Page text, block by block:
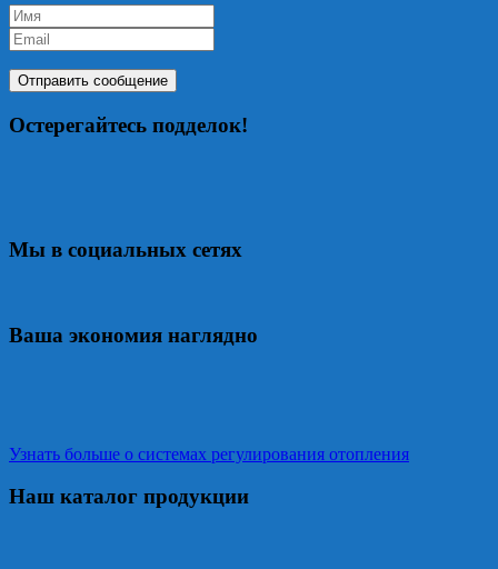
Остерегайтесь подделок!
Мы в социальных сетях
Ваша экономия наглядно
Узнать больше о системах регулирования отопления
Наш каталог продукции